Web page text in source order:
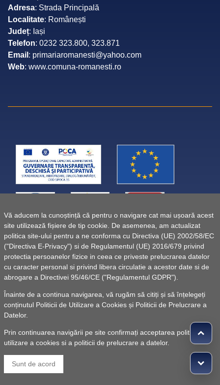
Vă aducem la cunoștință că pentru o navigare cat mai ușoară acest
site utilizează fișiere de tip cookie. De asemenea, am actualizat
politica site-ului pentru a ne conforma cu Directiva (UE) 2002/58/EC
("Directiva E-Privacy") si de Regulamentul (UE) 2016/679 privind
protectia persoanelor fizice in ceea ce priveste prelucrarea datelor
cu caracter personal si privind libera circulatie a acestor date si de
abrogare a Directivei 95/46/CE ("Regulamentul GDPR").
Înainte de a continua navigarea, vă rugăm să citiți și să înțelegeți
conținutul Politicii de Utilizare a Cookies și Politicii de Prelucrare a
Datelor.
Prin continuarea navigării pe site confirmați acceptarea politicii de
utilizare a cookies si a politicii de prelucrare a datelor.
Sunt de acord
Adresa: Strada Principală
Localitate: Românești
Județ: Iași
Telefon: 0232 323.800, 323.871
Email : primariaromanesti@yahoo.com
Web: www.comuna-romanesti.ro
© 2010 -Powered by Pancarpatica Invest
Termeni de